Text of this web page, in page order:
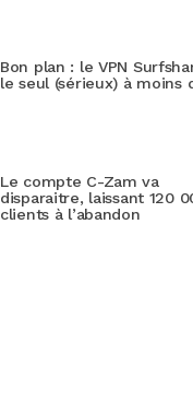
Bon plan : le VPN
le seul (sérieux) à moins
Le compte C-Zam va
disparaitre, laissant 120
clients à l’abandon